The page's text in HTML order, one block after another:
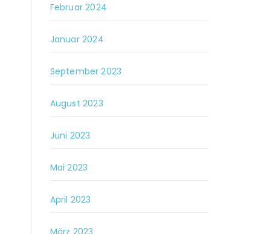
Februar 2024
Januar 2024
September 2023
August 2023
Juni 2023
Mai 2023
April 2023
März 2023